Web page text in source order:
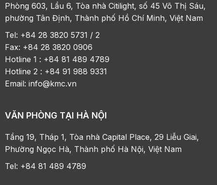
Phòng 603, Lầu 6, Tòa nhà Citilight, số 45 Võ Thị Sáu,
phường Tân Định, Thành phố Hồ Chí Minh, Việt Nam
Tel: +84 28 3820 5731 / 2
Fax: +84 28 3820 0906
Hotline 1 : +84 81 489 4789
Hotline 2 : +84 91 988 9331
Email:info@kmc.vn
VĂN PHÒNG TẠI HÀ NỘI
Tầng 19, Tháp 1, Tòa nhà Capital Place, 29 Liễu Giai,
Phường Ngọc Hà, Thành phố Hà Nội, Việt Nam
Tel: +84 81 489 4789